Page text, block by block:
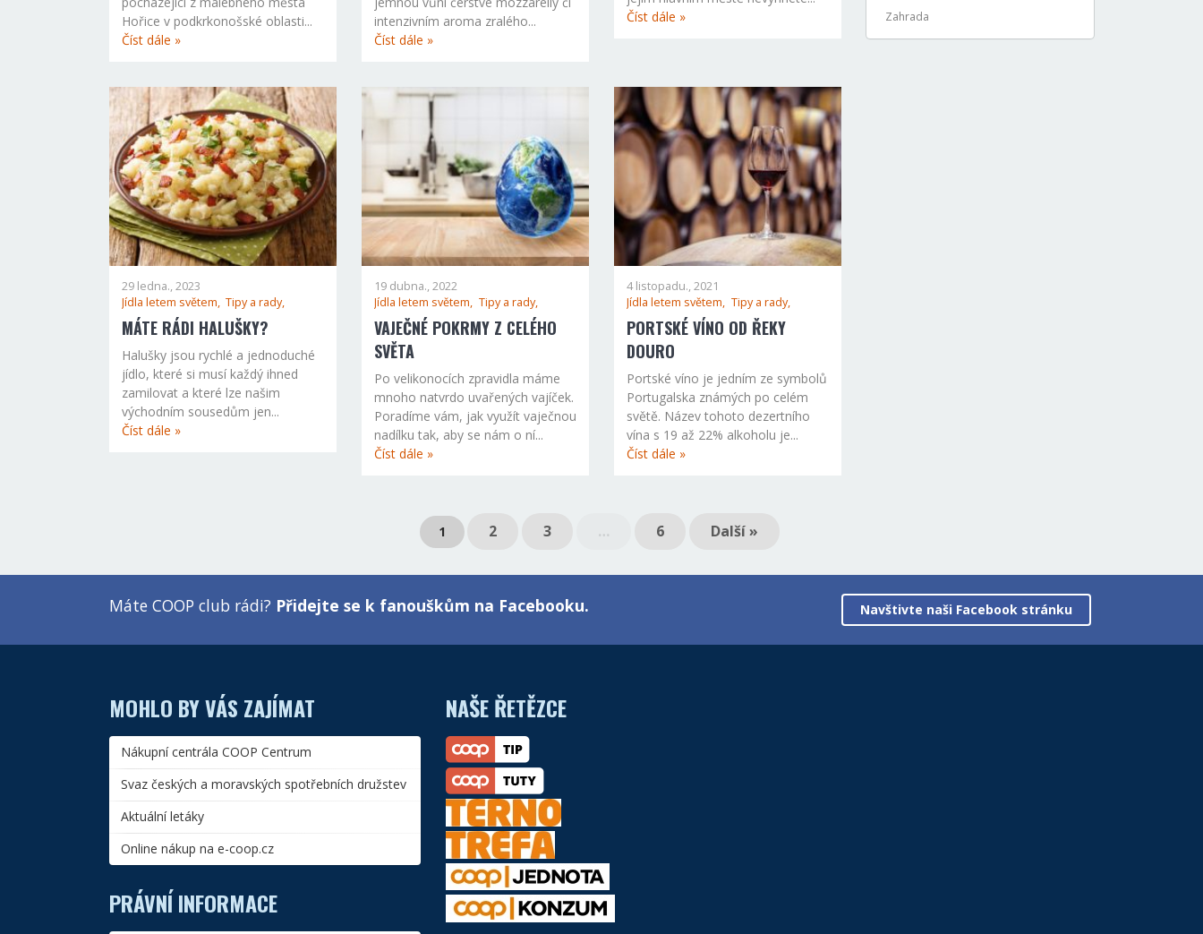
Hořice v podkrkonošské oblasti...
Číst dále »
intenzivním aroma zralého...
Číst dále »
Číst dále »
29 ledna., 2023
Jídla letem světem, Tipy a rady,
MÁTE RÁDI HALUŠKY?
Halušky jsou rychlé a jednoduché
jídlo, které si musí každý ihned
zamilovat a které lze našim
východním sousedům jen...
Číst dále »
19 dubna., 2022
Jídla letem světem, Tipy a rady,
VAJEČNÉ POKRMY Z CELÉHO
SVĚTA
Po velikonocích zpravidla máme
mnoho natvrdo uvařených vajíček.
Poradíme vám, jak využít vaječnou
nadílku tak, aby se nám o ní...
Číst dále »
4 listopadu., 2021
Jídla letem světem, Tipy a rady,
PORTSKÉ VÍNO OD ŘEKY
DOURO
Portské víno je jedním ze symbolů
Portugalska známých po celém
světě. Název tohoto dezertního
vína s 19 až 22% alkoholu je...
Číst dále »
Zahrada
1 2 3 … 6 Další »
Máte COOP club rádi? Přidejte se k fanouškům na Facebooku. Navštivte naši Facebook stránku
MOHLO BY VÁS ZAJÍMAT
Nákupní centrála COOP Centrum
Svaz českých a moravských spotřebních družstev
Aktuální letáky
Online nákup na e-coop.cz
PRÁVNÍ INFORMACE
NAŠE ŘETĚZCE